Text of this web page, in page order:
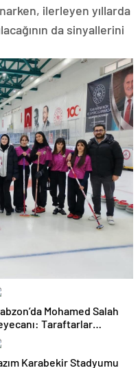
ilerleyen yıllarda
da sinyallerini
Mohamed Salah
Taraftarlar
Akın Etti
Karabekir Stadyumu